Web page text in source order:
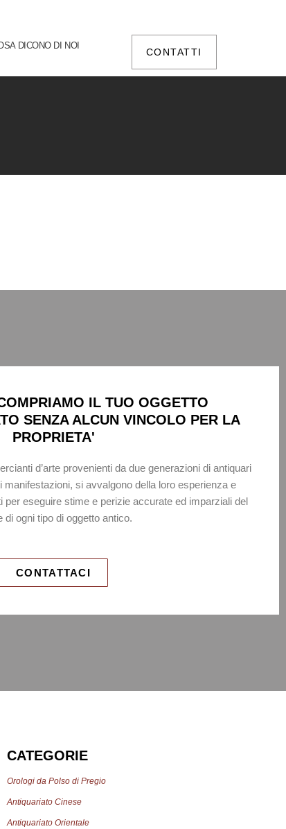
DICONO DI NOI
CONTATTI
IL TUO OGGETTO
SENZA ALCUN VINCOLO PER LA
PROPRIETA'
d’arte provenienti da due generazioni di antiquari
manifestazioni, si avvalgono della loro esperienza e
per eseguire stime e perizie accurate ed imparziali del
di ogni tipo di oggetto antico.
CONTATTACI
CATEGORIE
Orologi da Polso di Pregio
Antiquariato Cinese
Antiquariato Orientale